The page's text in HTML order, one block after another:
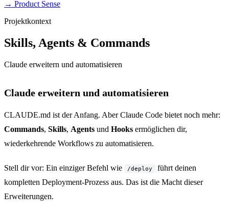
→ Product Sense
Projektkontext
Skills, Agents & Commands
Claude erweitern und automatisieren
Claude erweitern und automatisieren
CLAUDE.md ist der Anfang. Aber Claude Code bietet noch mehr:
Commands, Skills, Agents und Hooks ermöglichen dir,
wiederkehrende Workflows zu automatisieren.
Stell dir vor: Ein einziger Befehl wie /deploy
führt deinen
kompletten Deployment-Prozess aus. Das ist die Macht dieser
Erweiterungen.